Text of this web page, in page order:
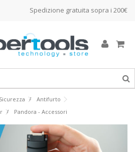
Spedizione gratuita sopra i 200€
Antifurto
Pandora - Accessori